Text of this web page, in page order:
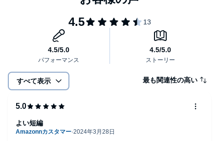
すべて表示 最も関連性の高い
よい短編